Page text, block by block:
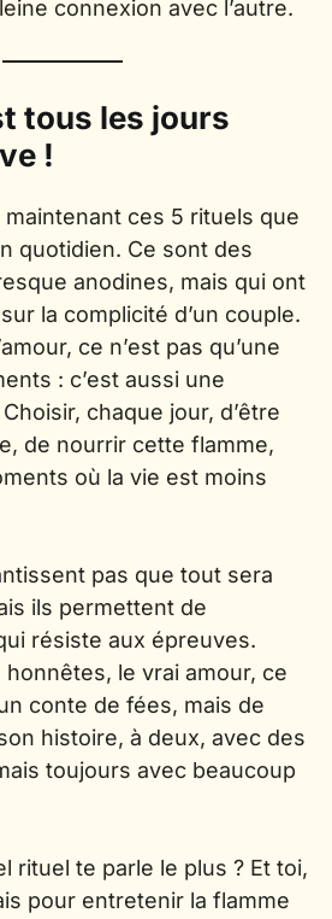
connexion avec l’autre.
tous les jours
!
maintenant ces 5 rituels que
quotidien. Ce sont des
anodines, mais qui ont
la complicité d’un couple.
ce n’est pas qu’une
: c’est aussi une
chaque jour, d’être
de nourrir cette flamme,
où la vie est moins
pas que tout sera
ils permettent de
résiste aux épreuves.
le vrai amour, ce
conte de fées, mais de
histoire, à deux, avec des
toujours avec beaucoup
rituel te parle le plus ? Et toi,
pour entretenir la flamme